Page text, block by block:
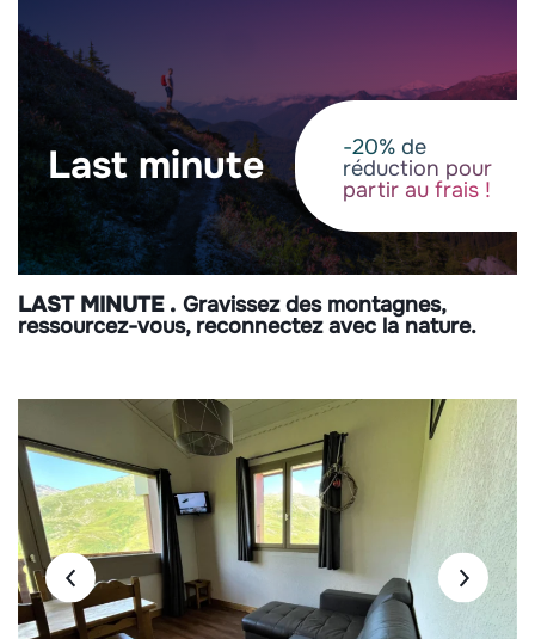
last minute
-20% de
réduction pour
partir au frais !
LAST MINUTE
Gravissez des montagnes,
ressourcez-vous, reconnectez avec la nature.